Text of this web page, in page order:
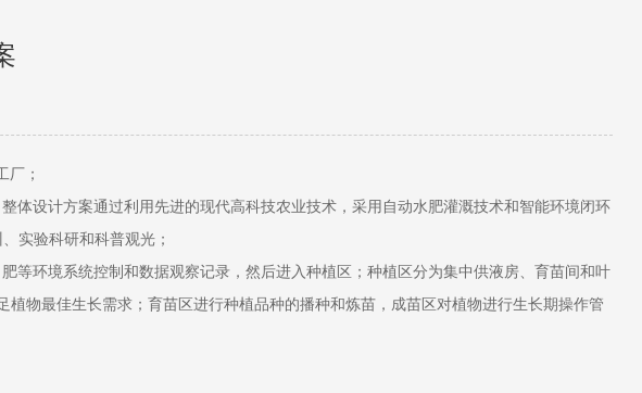
厂；
体设计方案通过利用先进的现代高科技农业技术，采用自动水肥灌溉技术和智能环境闭环
实验科研和科普观光；
等环境系统控制和数据观察记录，然后进入种植区；种植区分为集中供液房、育苗间和叶
物最佳生长需求；育苗区进行种植品种的播种和炼苗，成苗区对植物进行生长期操作管